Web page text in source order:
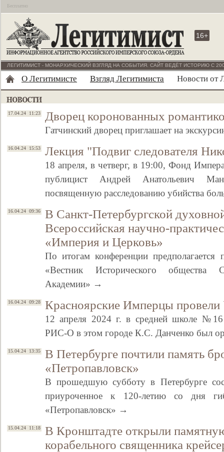
Бесплатно
16+
ЛЕГИТИМИСТ - МОНАРХИЧЕСКИЙ ВЗГЛЯД НА СОБЫТИЯ. САЙТ ВЕДЁТ ИСТОРИЮ С
О Легитимисте Взгляд Легитимиста Новости от
17.04.24 11:23 Дворец коронованных
Гатчинский дворец приглашает на
16.04.24 15:53 Лекция "Подвиг следователя
18 апреля, в четверг, в 19:00, Фонд
публицист Андрей Анатольевич
посвященную расследованию убийства
16.04.24 09:36
В Санкт-Петербургской
Всероссийская научно-
«Империя и Церковь»
По итогам конференции предполагается
«Вестник Исторического общества
Академии» →
16.04.24 09:28 Красноярские Имперцы
12 апреля 2024 г. в средней школе №16
РИС-О в этом городе К.С. Данченко был
15.04.24 13:35
В Петербурге почтили память
«Петропавловск»
В прошедшую субботу в Петербурге
приуроченное к 120-летию со дня
«Петропавловск» →
15.04.24 11:18
В Кронштадте открыли
корабельного священника